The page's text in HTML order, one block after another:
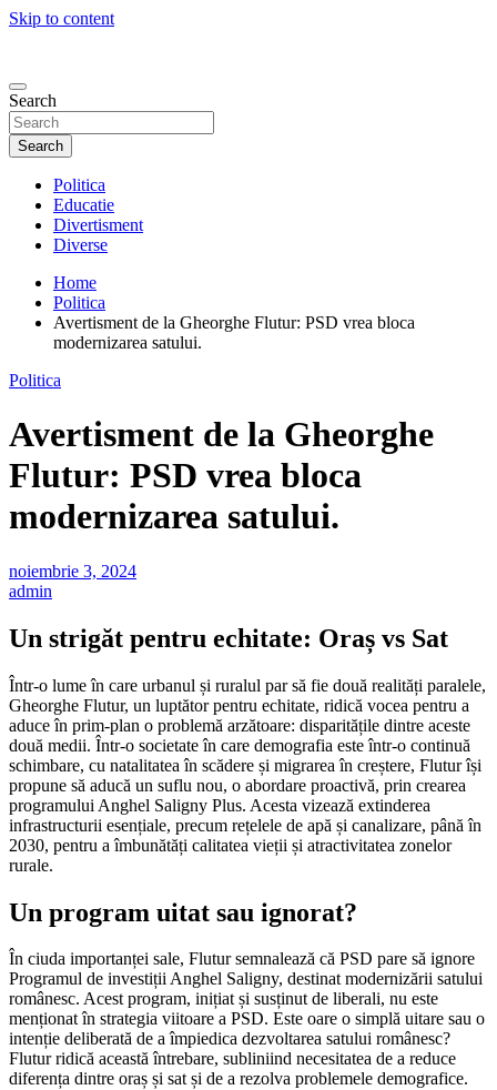
Skip to content
Search
Search
Politica
Educatie
Divertisment
Diverse
Home
Politica
Avertisment de la Gheorghe Flutur: PSD vrea bloca
modernizarea satului.
Politica
Avertisment de la Gheorghe
Flutur: PSD vrea bloca
modernizarea satului.
noiembrie 3, 2024
admin
Un strigăt pentru echitate: Oraș vs Sat
Într-o lume în care urbanul și ruralul par să fie două realități paralele,
Gheorghe Flutur, un luptător pentru echitate, ridică vocea pentru a
aduce în prim-plan o problemă arzătoare: disparitățile dintre aceste
două medii. Într-o societate în care demografia este într-o continuă
schimbare, cu natalitatea în scădere și migrarea în creștere, Flutur își
propune să aducă un suflu nou, o abordare proactivă, prin crearea
programului Anghel Saligny Plus. Acesta vizează extinderea
infrastructurii esențiale, precum rețelele de apă și canalizare, până în
2030, pentru a îmbunătăți calitatea vieții și atractivitatea zonelor
rurale.
Un program uitat sau ignorat?
În ciuda importanței sale, Flutur semnalează că PSD pare să ignore
Programul de investiții Anghel Saligny, destinat modernizării satului
românesc. Acest program, inițiat și susținut de liberali, nu este
menționat în strategia viitoare a PSD. Este oare o simplă uitare sau o
intenție deliberată de a împiedica dezvoltarea satului românesc?
Flutur ridică această întrebare, subliniind necesitatea de a reduce
diferența dintre oraș și sat și de a rezolva problemele demografice.